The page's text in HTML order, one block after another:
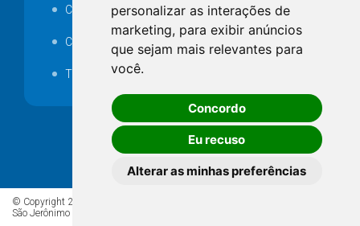
personalizar as interações de
marketing, para exibir anúncios
que sejam mais relevantes para
você.
Concordo
Eu recuso
Alterar as minhas preferências
Catalogo Eletrônico de Padronização
Consórcios Municipais
Telefones Úteis
© Copyright 2026 - Todos os direitos reservados à Prefeitura de
São Jerônimo da Serra/PR